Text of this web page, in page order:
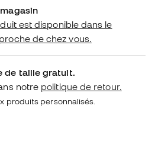
est disponible dans le
de chez vous.
de taille gratuit.
notre politique de retour.
produits personnalisés.